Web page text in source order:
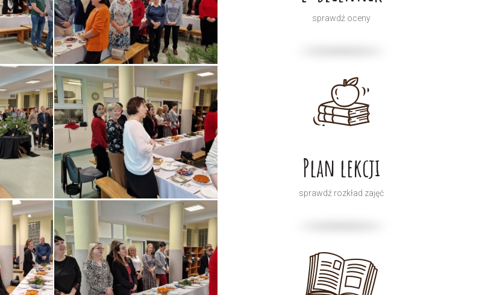
sprawdź oceny
Plan lekcji
sprawdź rozkład zajęć